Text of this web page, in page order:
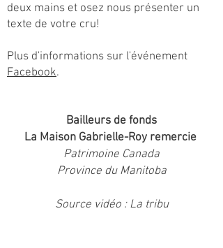
deux mains et osez nous présenter un
texte de votre cru!
Plus d'informations sur l'événement
Facebook.
Bailleurs de fonds
La Maison Gabrielle-Roy remercie
Patrimoine Canada
Province du Manitoba
Source vidéo : La tribu